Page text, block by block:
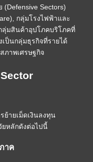
Sectors)
กลุ่มโรงไฟฟ้าและ
ลุ่มสินค้าอุปโภคบริโภคที่
เป็นกลุ่มธุรกิจที่รายได้
ภาพเศรษฐกิจ
ย้ายเม็ดเงินลงทุน
ยหลักดังต่อไปนี้
าค